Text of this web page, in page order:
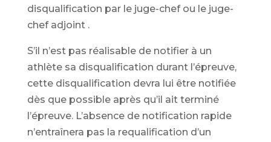
disqualification par le juge-chef ou le juge-
chef adjoint .
S’il n’est pas réalisable de notifier à un
athlète sa disqualification durant l’épreuve,
cette disqualification devra lui être notifiée
dès que possible après qu’il ait terminé
l’épreuve. L’absence de notification rapide
n’entraînera pas la requalification d’un